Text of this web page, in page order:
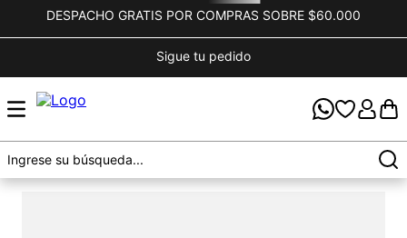
DESPACHO GRATIS POR COMPRAS SOBRE $60.000
Sigue tu pedido